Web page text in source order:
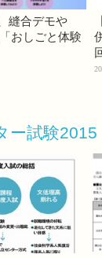
縫合デモや
おしごと体験
ー試験2015